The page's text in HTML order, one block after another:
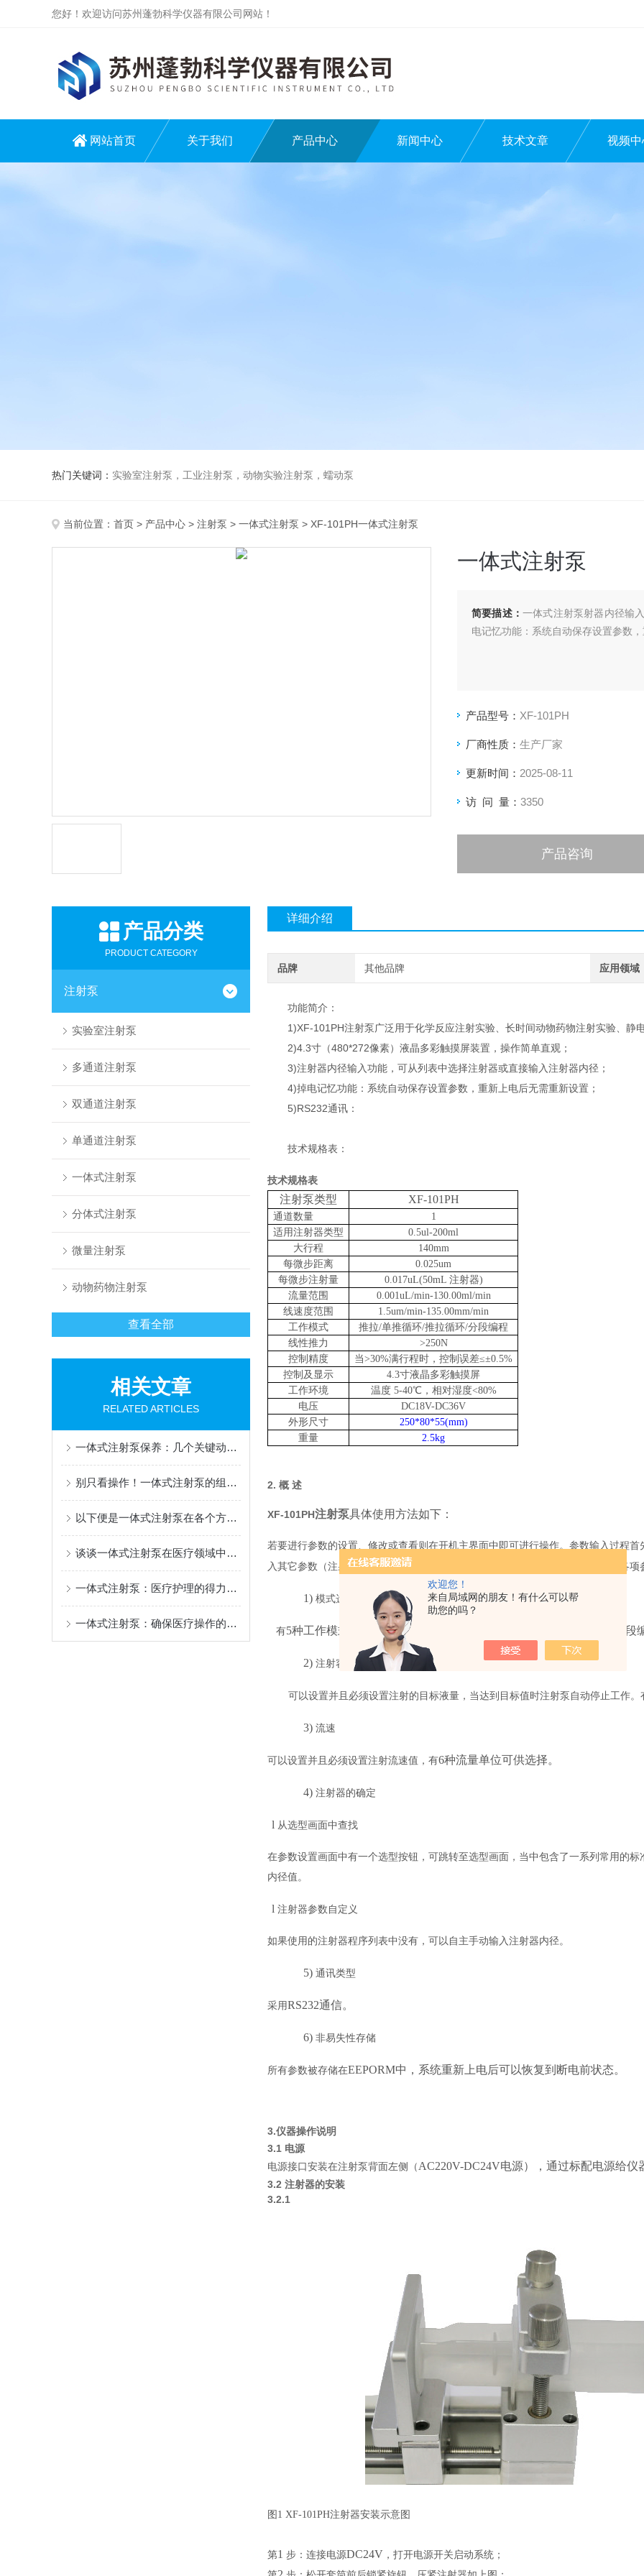
欢迎您！
来自局域网的朋友！有什么可以帮
助您的吗？
您好！欢迎访问苏州蓬勃科学仪器有限公司网站！
网站首页 关于我们 产品中心 新闻中心 技术文章 视频中
热门关键词： 实验室注射泵，工业注射泵，动物实验注射泵，蠕动泵
当前位置： 首页 > 产品中心 > 注射泵 > 一体式注射泵 > XF-101PH一体式注射泵
一体式注射泵
简要描述： 一体式注射泵射器内径输
电记忆功能：系统自动保存设置参数
产品型号： XF-101PH
厂商性质： 生产厂家
更新时间： 2025-08-11
访 问 量： 3350
产品咨询
产品分类
PRODUCT CATEGORY
注射泵
实验室注射泵
多通道注射泵
双通道注射泵
单通道注射泵
一体式注射泵
分体式注射泵
微量注射泵
动物药物注射泵
查看全部
相关文章
RELATED ARTICLES
一体式注射泵保养：几个关键动作，让设备多“服役”好几年！
别只看操作！一体式注射泵的组成，藏着这些保障稳定的秘密
以下便是一体式注射泵在各个方面中的特点
谈谈一体式注射泵在医疗领域中的作用
一体式注射泵：医疗护理的得力助手
一体式注射泵：确保医疗操作的安全性
详细介绍
品牌 其他品牌 应用领域
功能简介：
1)XF-101PH注射泵广泛用于化学反应注射实验、长时间动物药物注射实验、静
2)4.3寸（480*272像素）液晶多彩触摸屏装置，操作简单直观；
3)注射器内径输入功能，可从列表中选择注射器或直接输入注射器内径；
4)掉电记忆功能：系统自动保存设置参数，重新上电后无需重新设置；
5)RS232通讯：
技术规格表：
技术规格表
注射泵类型 XF-101PH
通道数量
1
适用注射器类型
0.5ul-200ml
大行程
140mm
每微步距离
0.025um
每微步注射量
0.017uL(50mL 注射器)
流量范围
0.001uL/min-130.00ml/min
线速度范围
1.5um/min-135.00mm/min
工作模式
推拉/单推循环/推拉循环/分段编程
线性推力
>250N
控制精度
当>30%满行程时，控制误差≤±0.5%
控制及显示
4.3寸液晶多彩触摸屏
工作环境
温度 5-40℃，相对湿度<80%
电压
DC18V-DC36V
外形尺寸
250*80*55(mm)
重量
2.5kg
2. 概 述
XF-101PH注射泵具体使用方法如下：
若要进行参数的设置、修改或查看则在开机主界面中即可进行操作。参数输入过程
入其它参数（注射容量、速度等），工作过程中可随时暂停任务，且可重新设置各项
1) 模式选择
有5种工作模式选择。分别是：单推、单拉、单推循环、推拉循环、分段
2) 注射容量
可以设置并且必须设置注射的目标液量，当达到目标值时注射泵自动停止工作。
3) 流速
可以设置并且必须设置注射流速值，有6种流量单位可供选择。
4) 注射器的确定
l 从选型画面中查找
在参数设置画面中有一个选型按钮，可跳转至选型画面，当中包含了一系列常用的
内径值。
l 注射器参数自定义
如果使用的注射器程序列表中没有，可以自主手动输入注射器内径。
5) 通讯类型
采用RS232通信。
6) 非易失性存储
所有参数被存储在EEPORM中，系统重新上电后可以恢复到断电前状态。
3.仪器操作说明
3.1 电源
电源接口安装在注射泵背面左侧（ AC220V-DC24V电源），通过标配电源给
3.2 注射器的安装
3.2.1
图 1 XF-101PH注射器安装示意图
第1 步：连接电源DC24V ，打开电源开关启动系统；